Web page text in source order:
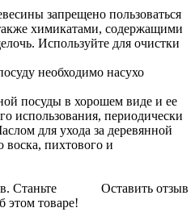
запрещено пользоваться
химикатами, содержащими
Используйте для очистки
необходимо насухо
посуды в хорошем виде и ее
использования, периодически
для ухода за деревянной
воска, пихтового и
Оставить отзыв
Станьте
этом товаре!